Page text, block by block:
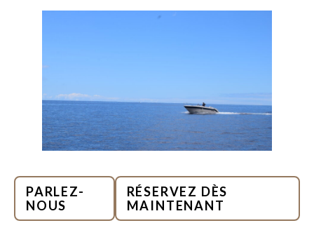
PARLEZ-
NOUS
RÉSERVEZ DÈS
MAINTENANT